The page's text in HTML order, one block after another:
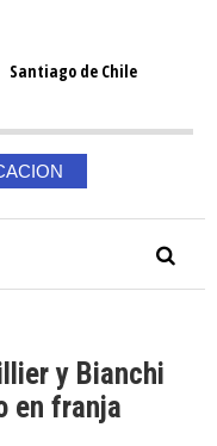
Santiago de Chile
y Bianchi
en franja